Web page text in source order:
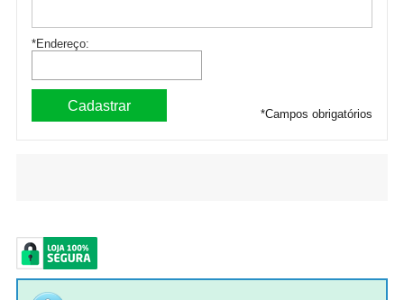
*Endereço:
*Campos obrigatórios